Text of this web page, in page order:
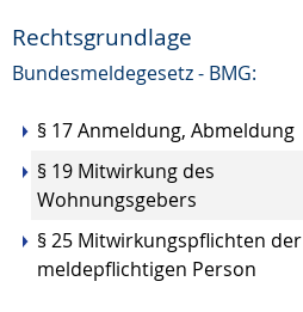
Rechtsgrundlage
Bundesmeldegesetz - BMG:
§ 17 Anmeldung, Abmeldung
§ 19 Mitwirkung des
Wohnungsgebers
§ 25 Mitwirkungspflichten der
meldepflichtigen Person